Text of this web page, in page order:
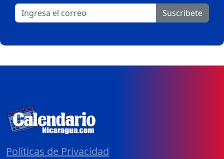
Suscribete
Políticas de Privacidad